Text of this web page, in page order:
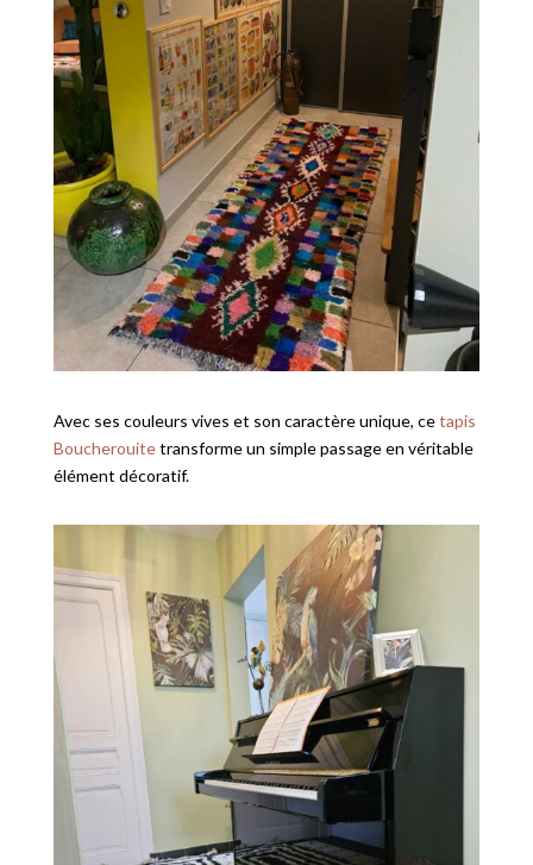
Avec ses couleurs vives et son caractère unique, cetapis
Boucherouitetransforme un simple passage en véritable
élément décoratif.